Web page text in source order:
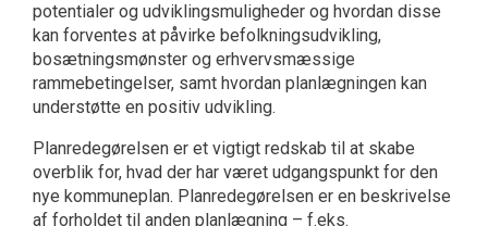
potentialer og udviklingsmuligheder og hvordan disse
kan forventes at påvirke befolkningsudvikling,
bosætningsmønster og erhvervsmæssige
rammebetingelser, samt hvordan planlægningen kan
understøtte en positiv udvikling.
Planredegørelsen er et vigtigt redskab til at skabe
overblik for, hvad der har været udgangspunkt for den
nye kommuneplan. Planredegørelsen er en beskrivelse
af forholdet til anden planlægning – f.eks.